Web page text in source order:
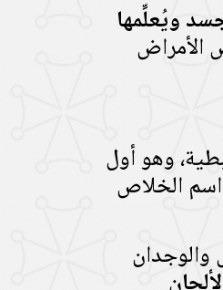
ويُعلِّمها
الأمراض
وهو أول
اسم الخلاص